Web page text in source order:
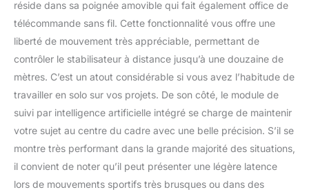
détachable】La
poignée suspendue
réduit efficacement la
fatigue lors des
tournage. Amovible,
elle peut être utilisée
comme télécommande
sans fil, offrant plus de
liberté aux créateurs
solo utilisant un gimbal
stabilisateur caméra.
【Contrôle
réside dans sa poignée amovible qui fait également office de
télécommande sans fil. Cette fonctionnalité vous offre une
liberté de mouvement très appréciable, permettant de
contrôler le stabilisateur à distance jusqu’à une douzaine de
mètres. C’est un atout considérable si vous avez l’habitude de
travailler en solo sur vos projets. De son côté, le module de
suivi par intelligence artificielle intégré se charge de maintenir
votre sujet au centre du cadre avec une belle précision. S’il se
montre très performant dans la grande majorité des situations,
il convient de noter qu’il peut présenter une légère latence
lors de mouvements sportifs très brusques ou dans des